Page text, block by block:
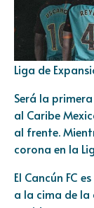
Liga de
Será la
al Caribe
al frente.
corona en la
El Cancún FC
a la cima de la